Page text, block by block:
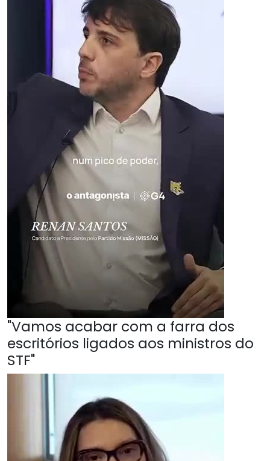
"Vamos acabar com a farra dos
escritórios ligados aos ministros do
STF"